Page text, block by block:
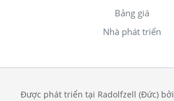
Bảng giá
Nhà phát triển
Được phát triển tại Radolfzell (Đức) bởi